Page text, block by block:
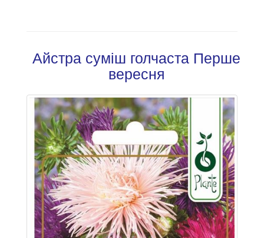
Айстра суміш голчаста Перше
вересня